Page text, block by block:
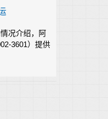
况介绍，阿
3601）提供